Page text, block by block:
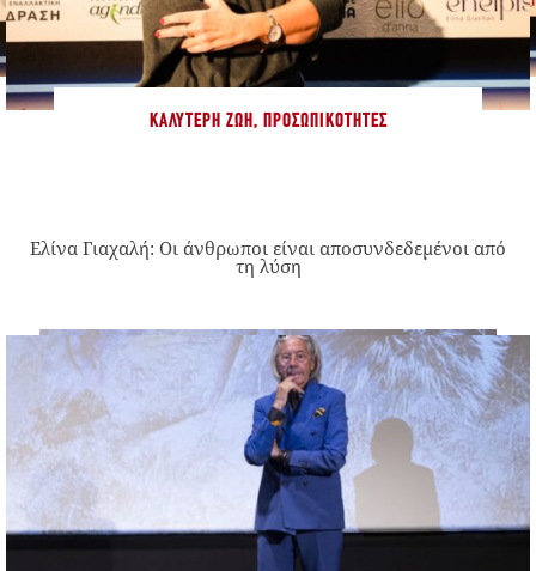
ΚΑΛΎΤΕΡΗ ΖΩΉ, ΠΡΟΣΩΠΙΚΌΤΗΤΕΣ
Ελίνα Γιαχαλή: Οι άνθρωποι είναι αποσυνδεδεμένοι από
τη λύση